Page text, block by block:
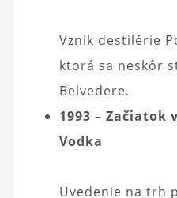
Vznik destilérie
ktorá sa neskôr
Belvedere.
1993 – Začiatok
Vodka
Uvedenie na trh